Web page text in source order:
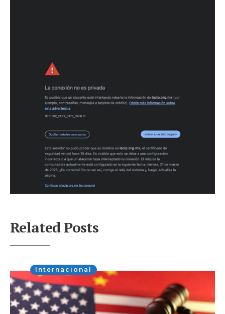
Related Posts
Internacional